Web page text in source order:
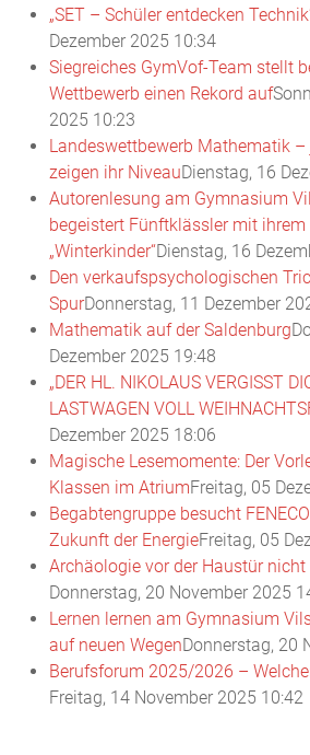
„SET – Schüler entdecken
Dezember 2025 10:34
Siegreiches GymVof-Team stellt
Wettbewerb einen Rekord auf
2025 10:23
Landeswettbewerb Mathematik
zeigen ihr NiveauDienstag, 16
Autorenlesung am Gymnasium
begeistert Fünftklässler mit ihrem
„Winterkinder“Dienstag, 16
Den verkaufspsychologischen
SpurDonnerstag, 11 Dezember
Mathematik auf der Saldenburg
Dezember 2025 19:48
„DER HL. NIKOLAUS VERGISST
LASTWAGEN VOLL
Dezember 2025 18:06
Magische Lesemomente: Der
Klassen im AtriumFreitag, 05
Begabtengruppe besucht
Zukunft der EnergieFreitag, 05
Archäologie vor der Haustür nicht
Donnerstag, 20 November 2025
Lernen lernen am Gymnasium
auf neuen WegenDonnerstag, 20
Berufsforum 2025/2026 –
Freitag, 14 November 2025 10:42